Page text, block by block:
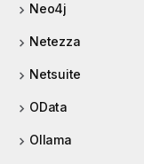
Neo4j
Netezza
Netsuite
OData
Ollama